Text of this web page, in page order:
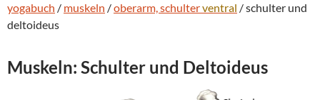
yogabuch / muskeln /oberarm, schulterventral / schulter und
deltoideus
Muskeln: Schulter und Deltoideus